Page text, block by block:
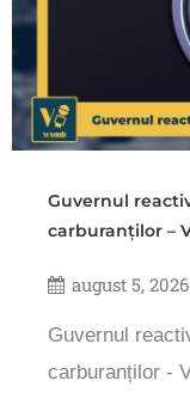
Guvernul
carburanților –
august 5, 2026
Guvernul
carburanților -